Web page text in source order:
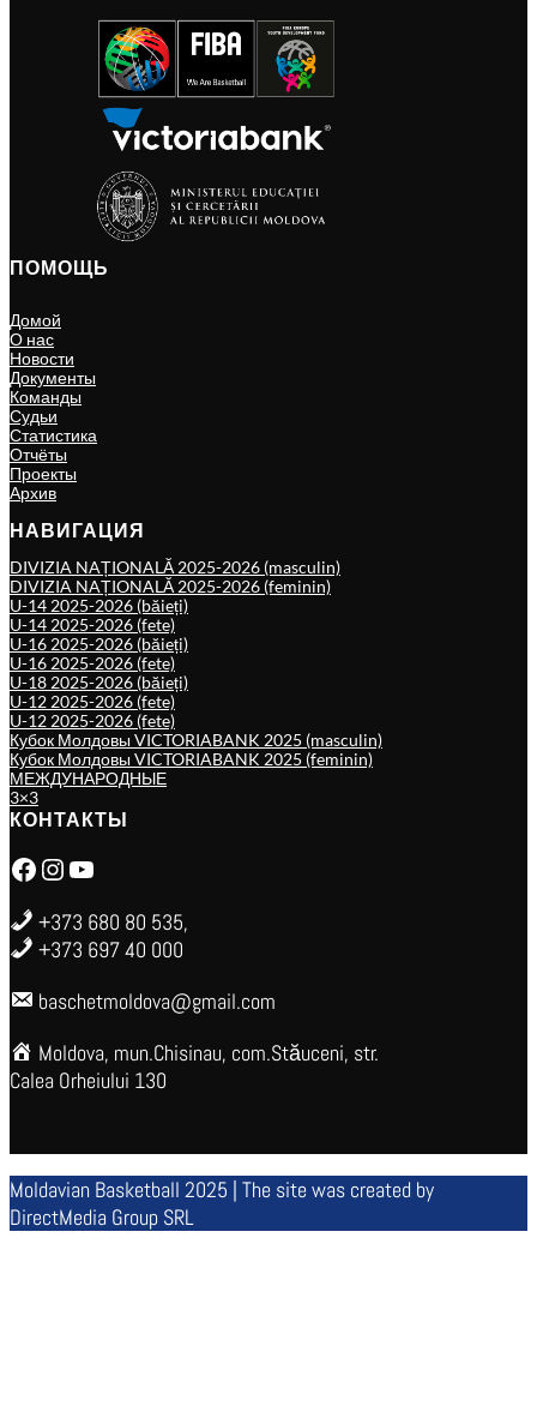
ПОМОЩЬ
Домой
О нас
Новости
Документы
Команды
Судьи
Статистика
Отчёты
Проекты
Архив
НАВИГАЦИЯ
DIVIZIA NAȚIONALĂ 2025-2026 (masculin)
DIVIZIA NAȚIONALĂ 2025-2026 (feminin)
U-14 2025-2026 (băieți)
U-14 2025-2026 (fete)
U-16 2025-2026 (băieți)
U-16 2025-2026 (fete)
U-18 2025-2026 (băieți)
U-12 2025-2026 (fete)
U-12 2025-2026 (fete)
Кубок Молдовы VICTORIABANK 2025 (masculin)
Кубок Молдовы VICTORIABANK 2025 (feminin)
МЕЖДУНАРОДНЫЕ
3×3
КОНТАКТЫ
Facebook Instagram YouTube
+373 680 80 535,
+373 697 40 000
baschetmoldova@gmail.com
Moldova, mun.Chisinau, com.Stăuceni, str.
Calea Orheiului 130
Moldavian Basketball 2025 | The site was created by
DirectMedia Group SRL